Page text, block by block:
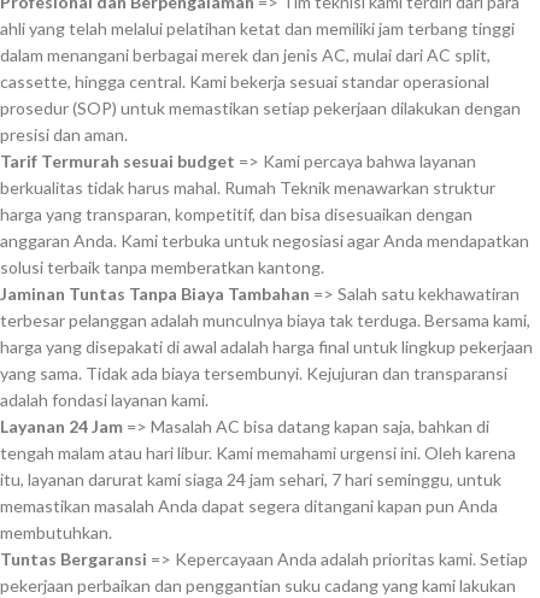
ahli yang telah melalui pelatihan ketat dan memiliki jam terbang tinggi
dalam menangani berbagai merek dan jenis AC, mulai dari AC split,
cassette, hingga central. Kami bekerja sesuai standar operasional
prosedur (SOP) untuk memastikan setiap pekerjaan dilakukan dengan
presisi dan aman.
Tarif Termurah sesuai budget => Kami percaya bahwa layanan
berkualitas tidak harus mahal. Rumah Teknik menawarkan struktur
harga yang transparan, kompetitif, dan bisa disesuaikan dengan
anggaran Anda. Kami terbuka untuk negosiasi agar Anda mendapatkan
solusi terbaik tanpa memberatkan kantong.
Jaminan Tuntas Tanpa Biaya Tambahan => Salah satu kekhawatiran
terbesar pelanggan adalah munculnya biaya tak terduga. Bersama kami,
harga yang disepakati di awal adalah harga final untuk lingkup pekerjaan
yang sama. Tidak ada biaya tersembunyi. Kejujuran dan transparansi
adalah fondasi layanan kami.
Layanan 24 Jam => Masalah AC bisa datang kapan saja, bahkan di
tengah malam atau hari libur. Kami memahami urgensi ini. Oleh karena
itu, layanan darurat kami siaga 24 jam sehari, 7 hari seminggu, untuk
memastikan masalah Anda dapat segera ditangani kapan pun Anda
membutuhkan.
Tuntas Bergaransi => Kepercayaan Anda adalah prioritas kami. Setiap
pekerjaan perbaikan dan penggantian suku cadang yang kami lakukan